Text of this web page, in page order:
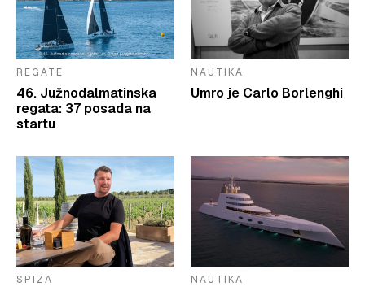
REGATE
46. Južnodalmatinska
regata: 37 posada na
startu
NAUTIKA
Umro je Carlo Borlenghi
SPIZA NAUTIKA